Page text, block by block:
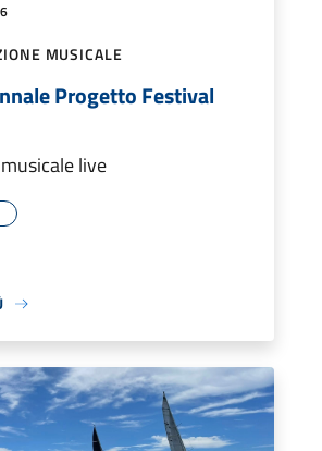
MUSICALE
Progetto Festival
live